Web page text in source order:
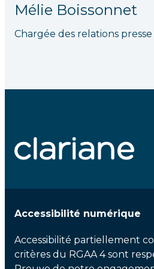
Mélie Boissonnet
Chargée des relations presse
Accessibilité numérique
Accessibilité partiellement
critères du RGAA 4 sont